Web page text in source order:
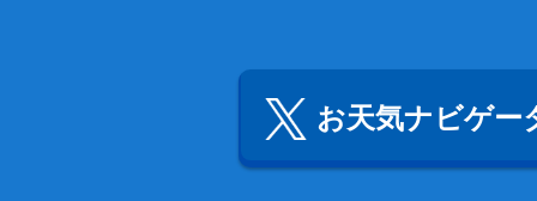
お天気ナビゲー